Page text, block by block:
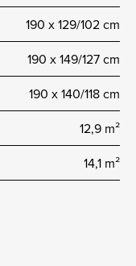
190 x 129/102 cm
190 x 149/127 cm
190 x 140/118 cm
12,9 m²
14,1 m²